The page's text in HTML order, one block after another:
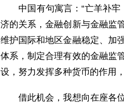
中国有句寓言：“亡羊补牢
济的关系，金融创新与金融监
维护国际和地区金融稳定、加
体系，制定合理有效的金融监
设，努力发挥多种货币的作用
借此机会，我想向在座各位